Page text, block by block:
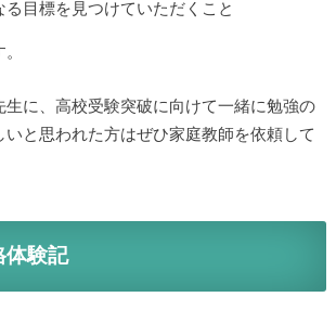
る目標を見つけていただくこと
生に、高校受験突破に向けて一緒に勉強の
と思われた方はぜひ家庭教師を依頼して
体験記